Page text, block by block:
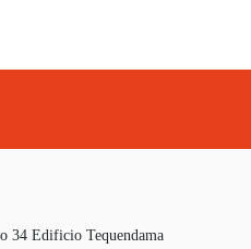
34 Edificio Tequendama